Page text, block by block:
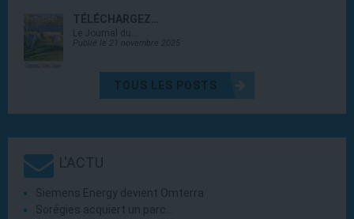
TÉLÉCHARGEZ…
Le Journal du…
Publié le 21 novembre 2025
TOUS LES POSTS
L'ACTU
Siemens Energy devient Omterra
Sorégies acquiert un parc…